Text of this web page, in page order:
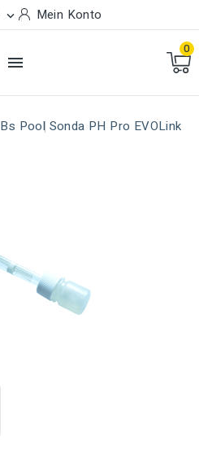
 Mein Konto

0
Bs Pool Sonda PH Pro EVOLink